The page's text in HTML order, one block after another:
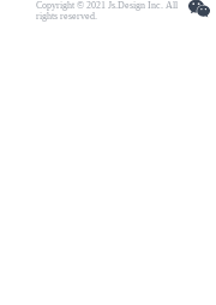
Copyright © 2021 Js.Design Inc. All
rights reserved.